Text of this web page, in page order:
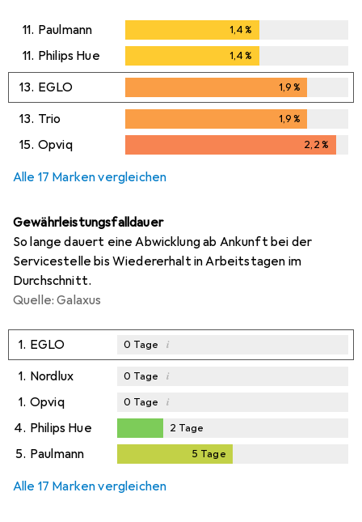
11. Paulmann 1,4%
11. Philips Hue 1,4%
13. EGLO 1,9%
13. Trio 1,9%
15. Opviq 2,2%
Alle 17 Marken vergleichen
Gewährleistungsfalldauer
So lange dauert eine Abwicklung ab Ankunft bei der
Servicestelle bis Wiedererhalt in Arbeitstagen im
Durchschnitt.
Quelle: Galaxus
1. EGLO 0 Tage i
1. Nordlux 0 Tage i
1. Opviq 0 Tage i
4. Philips Hue
2Tage
2 Tage
5. Paulmann 5 Tage
Alle 17 Marken vergleichen